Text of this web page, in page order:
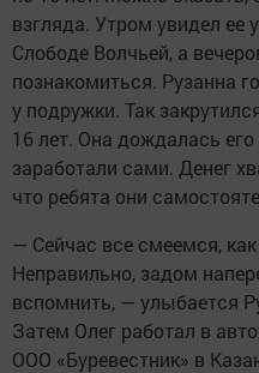
взгляда. Утром увидел ее
Слободе Волчьей, а
познакомиться. Рузанна
у подружки. Так
16 лет. Она дождалась
заработали сами. Денег
что ребята они
— Сейчас все смеемся,
Неправильно, задом
вспомнить, — улыбается
Затем Олег работал в
ООО «Буревестник» в